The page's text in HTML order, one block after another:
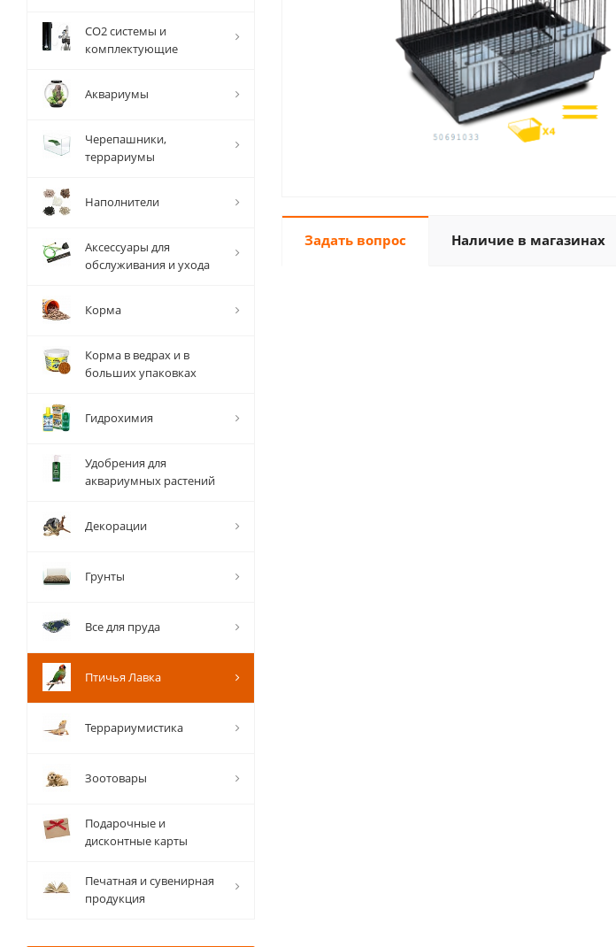
Задать вопрос Наличие в магазинах
СО2 системы и
комплектующие
Аквариумы
Черепашники,
террариумы
Наполнители
Аксессуары для
обслуживания и ухода
Корма
Корма в ведрах и в
больших упаковках
Гидрохимия
Удобрения для
аквариумных растений
Декорации
Грунты
Все для пруда
Птичья Лавка
Террариумистика
Зоотовары
Подарочные и
дисконтные карты
Печатная и сувенирная
продукция